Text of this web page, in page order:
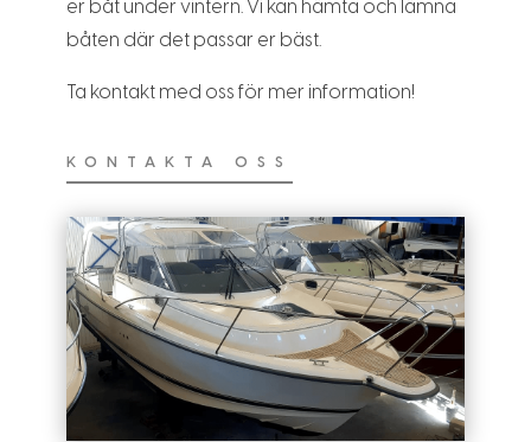
er båt under vintern. Vi kan hämta och lämna
båten där det passar er bäst.
Ta kontakt med oss för mer information!
KONTAKTA OSS